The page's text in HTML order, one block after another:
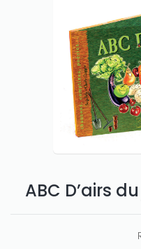
ABC D’airs